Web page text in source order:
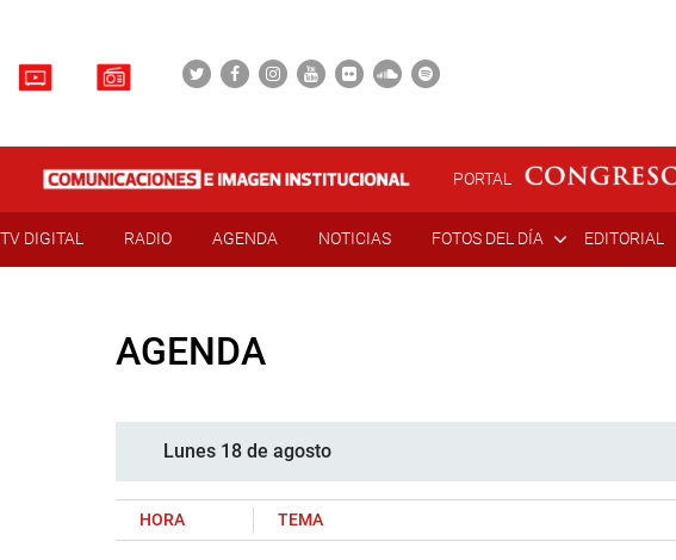
PORTAL
TV DIGITAL RADIO AGENDA NOTICIAS FOTOS DEL DÍA EDITORIAL
AGENDA
Lunes 18 de agosto
HORA TEMA